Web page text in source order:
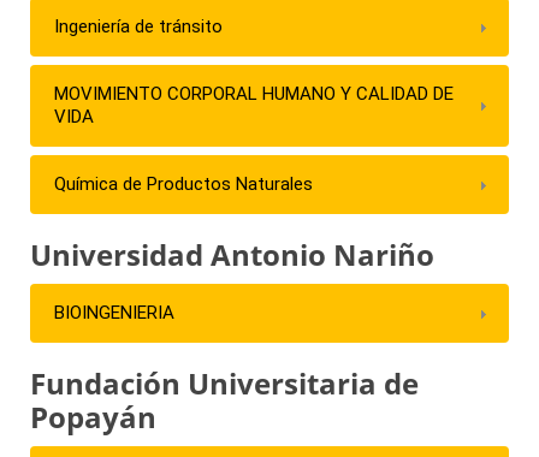
Ingeniería de tránsito
MOVIMIENTO CORPORAL HUMANO Y CALIDAD DE
VIDA
Química de Productos Naturales
Universidad Antonio Nariño
BIOINGENIERIA
Fundación Universitaria de
Popayán